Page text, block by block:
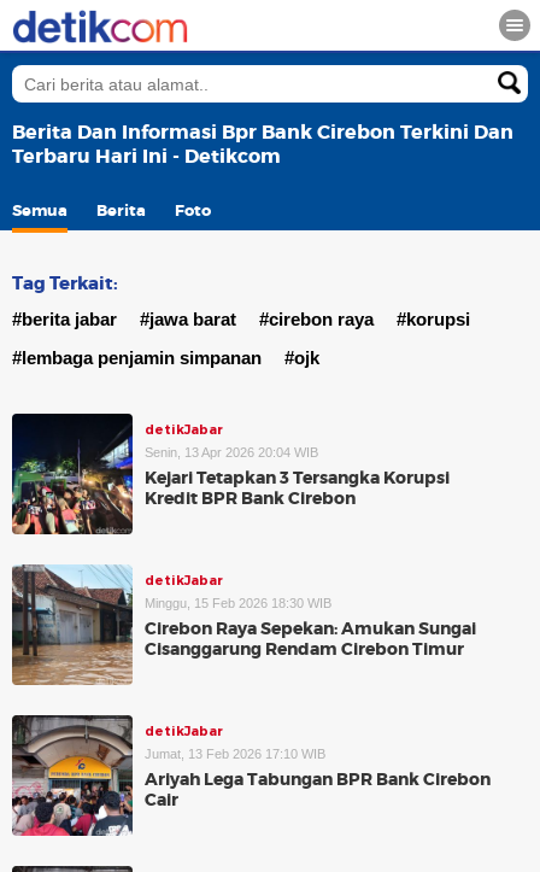
Berita Dan Informasi Bpr Bank Cirebon Terkini Dan
Terbaru Hari Ini - Detikcom
Semua Berita Foto
Tag Terkait:
#berita jabar #jawa barat #cirebon raya
#korupsi
#lembaga penjamin simpanan
#ojk
detikJabar
Senin, 13 Apr 2026 20:04 WIB
Kejari Tetapkan 3 Tersangka Korupsi
Kredit BPR Bank Cirebon
detikJabar
Minggu, 15 Feb 2026 18:30 WIB
Cirebon Raya Sepekan: Amukan Sungai
Cisanggarung Rendam Cirebon Timur
detikJabar
Jumat, 13 Feb 2026 17:10 WIB
Ariyah Lega Tabungan BPR Bank Cirebon
Cair